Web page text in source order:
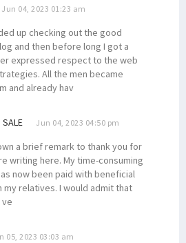
Jun 04, 2023 01:23 am
up checking out the good
and then before long I got a
expressed respect to the web
All the men became
and already hav
SALE Jun 04, 2023 04:50 pm
a brief remark to thank you for
writing here. My time-consuming
now been paid with beneficial
relatives. I would admit that
05, 2023 03:03 am